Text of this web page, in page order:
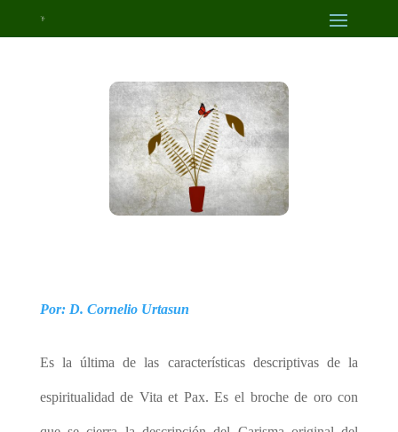
Por: D. Cornelio Urtasun
Es la última de las características descriptivas de la
espiritualidad de Vita et Pax. Es el broche de oro con